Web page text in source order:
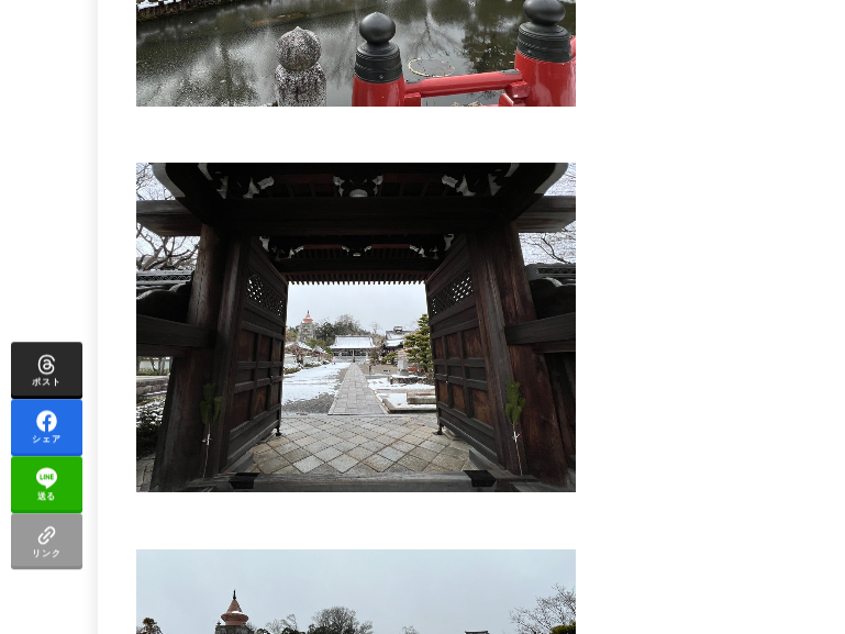
ポスト
シェア
送る
リンク